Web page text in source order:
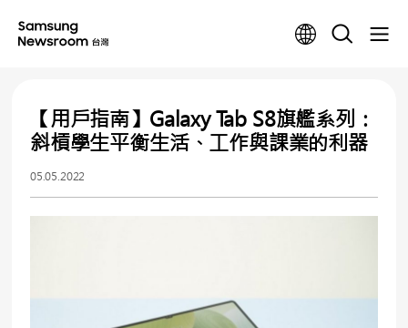
【用戶指南】Galaxy Tab S8旗艦系列：
斜槓學生平衡生活、工作與課業的利器
05.05.2022